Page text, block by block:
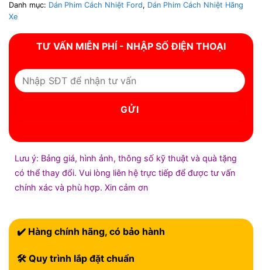
Danh mục: Dán Phim Cách Nhiệt Ford, Dán Phim Cách Nhiệt Hãng
Xe
TƯ VẤN MIỄN PHÍ - NHẬP SỐ ĐIỆN THOẠI
Lưu ý: Bảng giá, hình ảnh, thông số kỹ thuật và quà tặng
có thể thay đổi. Vui lòng liên hệ trực tiếp để được tư vấn
chính xác và phù hợp. Xin cảm ơn
✔️ Hàng chính hãng, có bảo hành
🛠 Quy trình lắp đặt chuẩn